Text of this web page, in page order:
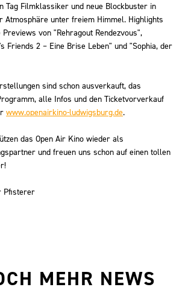
Tag Filmklassiker und neue Blockbuster in
Atmosphäre unter freiem Himmel. Highlights
Previews von "Rehragout Rendezvous",
Friends 2 – Eine Brise Leben" und "Sophia, der
sind schon ausverkauft, das
alle Infos und den Ticketvorverkauf
www.openairkino-ludwigsburg.de.
das Open Air Kino wieder als
und freuen uns schon auf einen tollen
Pfisterer
MEHR NEWS